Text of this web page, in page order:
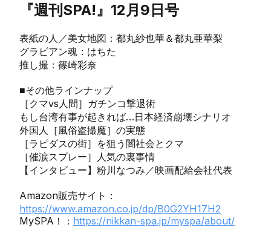
『週刊SPA!』12月9日号
表紙の人／美女地図：都丸紗也華＆都丸亜華梨
グラビアン魂：はちた
推し撮：篠崎彩奈
■その他ラインナップ
［クマvs人間］ガチンコ撃退術
もし台湾有事が起きれば…日本経済崩壊シナリオ
外国人［風俗盗撮魔］の実態
［ラピダスの街］を狙う闇社会とクマ
［催涙スプレー］人気の裏事情
【インタビュー】粉川なつみ／映画配給会社代表
Amazon販売サイト：
https://www.amazon.co.jp/dp/B0G2YH17H2
MySPA！： https://nikkan-spa.jp/myspa/about/